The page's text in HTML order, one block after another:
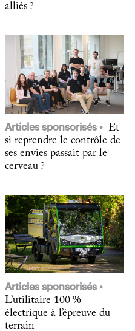
alliés ?
Articles sponsorisés
Et
si reprendre le contrôle de
ses envies passait par le
cerveau ?
Articles sponsorisés
L’utilitaire 100 %
électrique à l’épreuve du
terrain